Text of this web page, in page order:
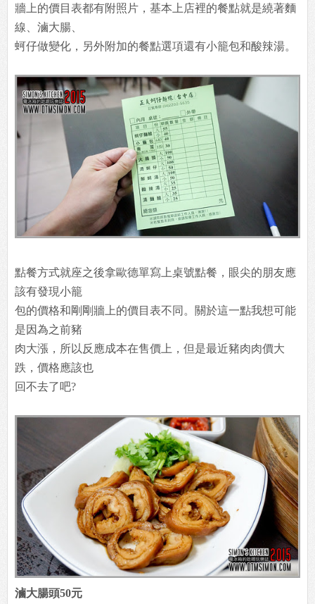
牆上的價目表都有附照片，基本上店裡的餐點就是繞著麵
線、滷大腸、
蚵仔做變化，另外附加的餐點選項還有小籠包和酸辣湯。
點餐方式就座之後拿歐德單寫上桌號點餐，眼尖的朋友應
該有發現小籠
包的價格和剛剛牆上的價目表不同。關於這一點我想可能
是因為之前豬
肉大漲，所以反應成本在售價上，但是最近豬肉肉價大
跌，價格應該也
回不去了吧?
滷大腸頭50元